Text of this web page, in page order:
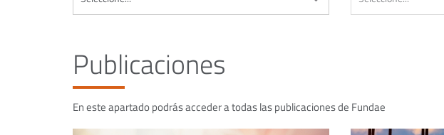
Publicaciones
En este apartado podrás acceder a todas las publicaciones de Fundae